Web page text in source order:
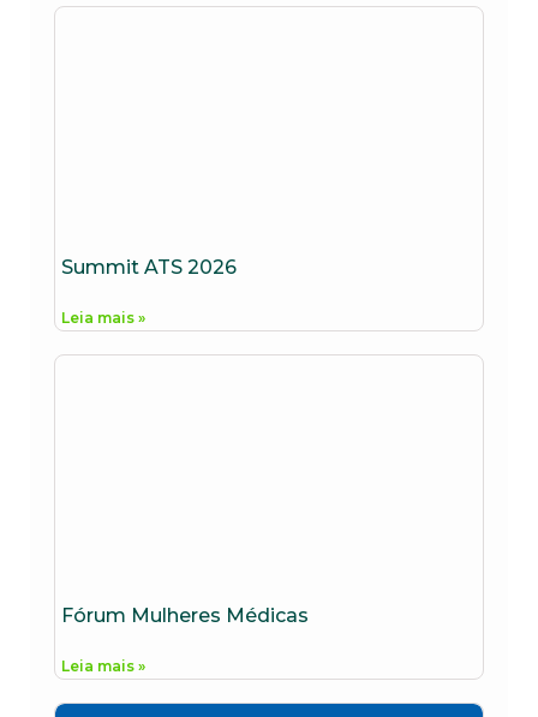
Summit ATS 2026
Leia mais »
Fórum Mulheres Médicas
Leia mais »